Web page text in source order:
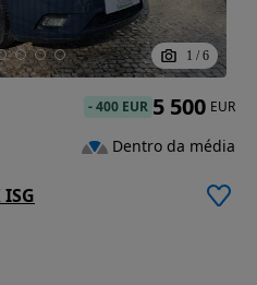
1 / 6
-400 EUR 5 500 EUR
Dentro da média